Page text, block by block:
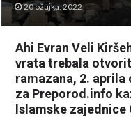
20 ožujka, 2022
Ahi Evran Veli
vrata trebala
ramazana, 2.
za Preporod.info
Islamske zajednice